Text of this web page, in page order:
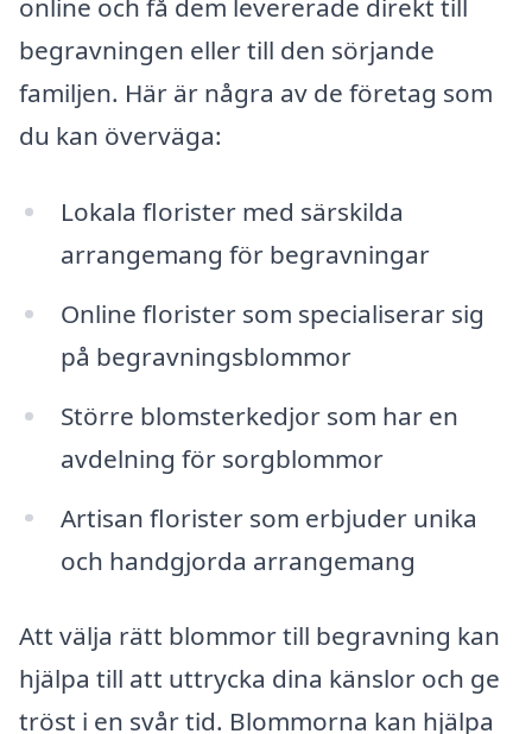
online och få dem levererade direkt till
begravningen eller till den sörjande
familjen. Här är några av de företag som
du kan överväga:
Lokala florister med särskilda
arrangemang för begravningar
Online florister som specialiserar sig
på begravningsblommor
Större blomsterkedjor som har en
avdelning för sorgblommor
Artisan florister som erbjuder unika
och handgjorda arrangemang
Att välja rätt blommor till begravning kan
hjälpa till att uttrycka dina känslor och ge
tröst i en svår tid. Blommorna kan hjälpa